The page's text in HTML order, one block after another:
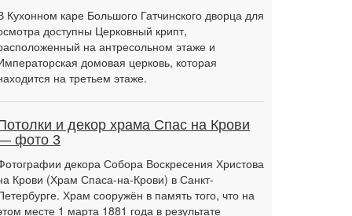
Кухонном каре Большого Гатчинского дворца для
доступны Церковный крипт,
на антресольном этаже и
домовая церковь, которая
на третьем этаже.
и декор храма Спас на Крови
фото 3
декора Собора Воскресения Христова
Крови (Храм Спаса-на-Крови) в Санкт-
Храм сооружён в память того, что на
месте 1 марта 1881 года в результате